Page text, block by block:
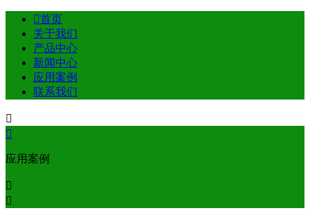
首页
关于我们
产品中心
新闻中心
应用案例
联系我们


应用案例

